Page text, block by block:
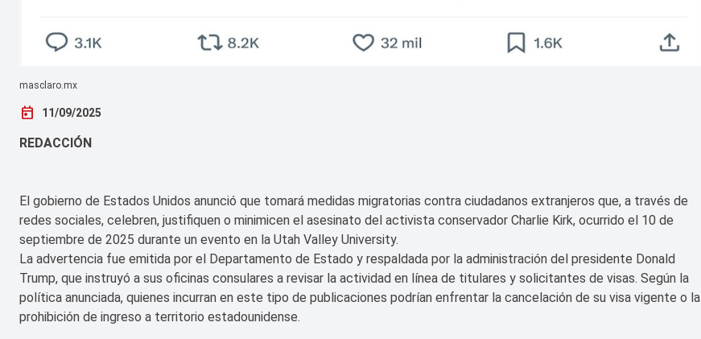
masclaro.mx
today 11/09/2025
REDACCIÓN
El gobierno de Estados Unidos anunció que tomará medidas migratorias contra ciudadanos extranjeros que, a través de
redes sociales, celebren, justifiquen o minimicen el asesinato del activista conservador Charlie Kirk, ocurrido el 10 de
septiembre de 2025 durante un evento en la Utah Valley University.
La advertencia fue emitida por el Departamento de Estado y respaldada por la administración del presidente Donald
Trump, que instruyó a sus oficinas consulares a revisar la actividad en línea de titulares y solicitantes de visas. Según la
política anunciada, quienes incurran en este tipo de publicaciones podrían enfrentar la cancelación de su visa vigente o la
prohibición de ingreso a territorio estadounidense.